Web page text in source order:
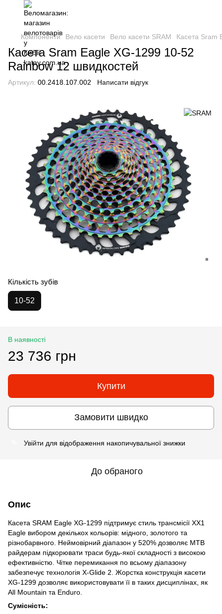
Компоненти Вело касети Вело касети SRAM Касета Sram
Касета Sram Eagle XG-1299 10-52
Rainbow 12 швидкостей
Артикул: 00.2418.107.002 Написати відгук
Кількість зубів
10-52
В наявності
23 736 грн
Купити
Замовити швидко
Увійти для відображення накопичувальної знижки
До обраного
Опис
Касета SRAM Eagle XG-1299 підтримує стиль трансмісії XX1
Eagle вибором декількох кольорів: мідного, золотого та
різнобарвного. Неймовірний діапазон у 520% дозволяє MTB
райдерам підкорювати траси будь-якої складності з високою
ефективністю. Чітке перемикання по всьому діапазону
забезпечує технологія X-Glide 2. Жорстка конструкція касети
XG-1299 дозволяє використовувати її в таких дисциплінах, як
All Mountain та Enduro.
Сумісність: